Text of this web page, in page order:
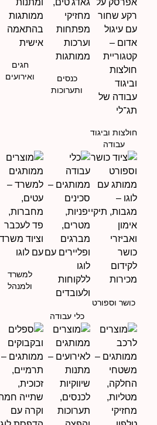
חולצות וביגוד
עבודה
כנסים
ותערוכות
חגים
ואירועים
כושר וספורט
כלי עבודה
למשרד
ולמנהל